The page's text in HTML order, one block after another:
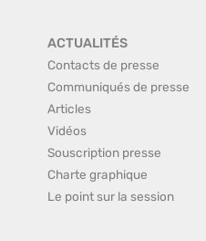
ACTUALITÉS
Contacts de presse
Communiqués de presse
Articles
Vidéos
Souscription presse
Charte graphique
Le point sur la session